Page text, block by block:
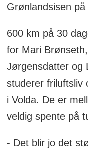
Grønlandsisen på
600 km på 30
for Mari
Jørgensdatter og
studerer friluftsliv
i Volda. De er
veldig spente på
- Det blir jo det